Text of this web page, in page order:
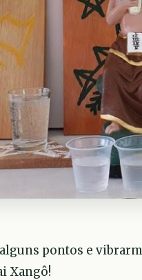
pontos e
Xangô!